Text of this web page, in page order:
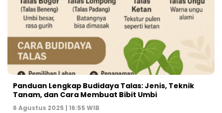
Panduan Lengkap Budidaya Talas: Jenis, Teknik
Tanam, dan Cara Membuat Bibit Umbi
6 Agustus 2025 | 16:55 WIB